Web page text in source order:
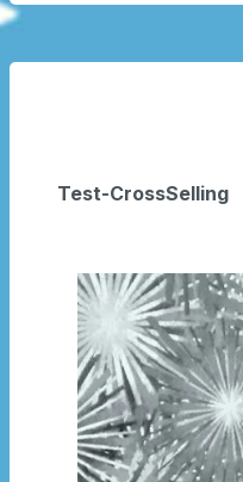
Test-CrossSelling